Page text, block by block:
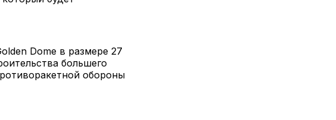
Dome в размере 27
большего
обороны